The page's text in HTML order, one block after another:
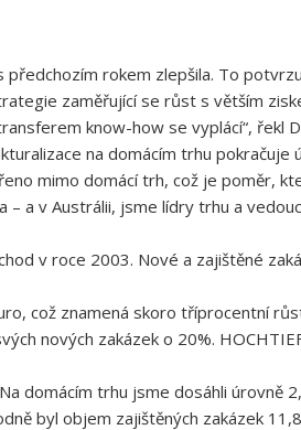
rokem zlepšila. To
zaměřující se růst s větším
know-how se vyplácí“,
na domácím trhu pokračuje
mimo domácí trh, což je poměr,
a v Austrálii, jsme lídry trhu a
v roce 2003. Nové a zajištěné
což znamená skoro tříprocentní
nových zakázek o 20%.
domácím trhu jsme dosáhli úrovně
byl objem zajištěných zakázek